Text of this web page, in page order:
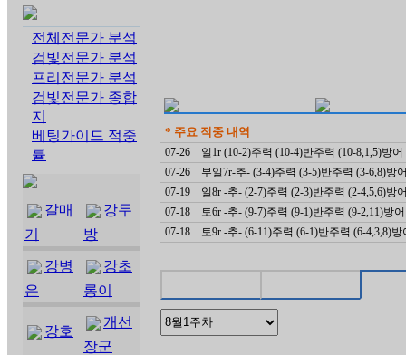
전체전문가 분석
검빛전문가 분석
프리전문가 분석
검빛전문가 종합
지
베팅가이드 적중
률
갈매
기
강두
방
강병
은
강초
롱이
강호
개선
장군
* 주요 적중 내역
07-26
일1r (10-2)주력 (10-4)반주력 (10-8,1,5)방어
07-26
부일7r-추- (3-4)주력 (3-5)반주력 (3-6,8)방
07-19
일8r -추- (2-7)주력 (2-3)반주력 (2-4,5,6)방
07-18
토6r -추- (9-7)주력 (9-1)반주력 (9-2,11)방어
07-18
토9r -추- (6-11)주력 (6-1)반주력 (6-4,3,8)방